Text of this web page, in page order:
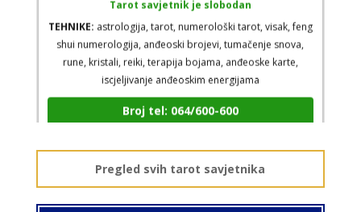
astrologija, tarot, numerološki tarot, visak, feng
shui numerologija, anđeoski brojevi, tumačenje snova,
rune, kristali, reiki, terapija bojama, anđeoske karte,
iscjeljivanje anđeoskim energijama
Broj tel: 064/600-600
tel:0,93€ - mob:1,12€ min
Pregled svih tarot savjetnika